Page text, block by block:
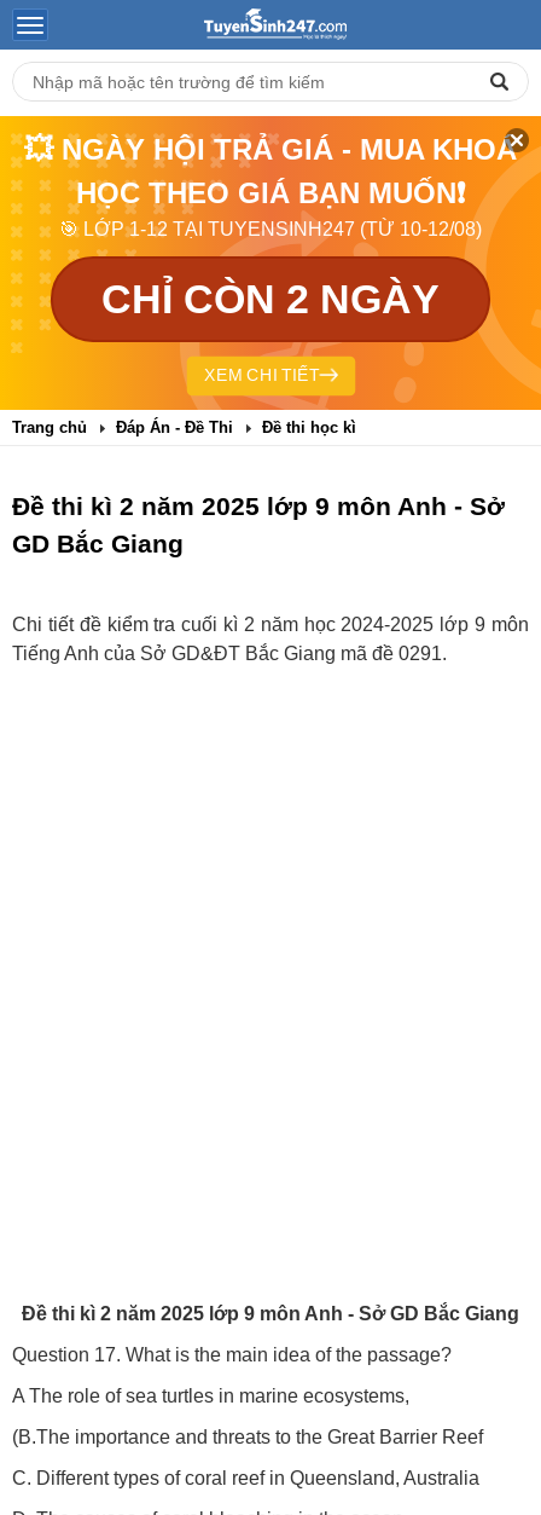
💥 NGÀY HỘI TRẢ GIÁ - MUA KHOÁ
HỌC THEO GIÁ BẠN MUỐN❗
🎯 LỚP 1-12 TẠI TUYENSINH247 (TỪ 10-12/08)
CHỈ CÒN 2 NGÀY
XEM CHI TIẾT
Trang chủ Đáp Án - Đề Thi Đề thi học kì
Đề thi kì 2 năm 2025 lớp 9 môn Anh - Sở
GD Bắc Giang
Chi tiết đề kiểm tra cuối kì 2 năm học 2024-2025 lớp 9 môn
Tiếng Anh của Sở GD&ĐT Bắc Giang mã đề 0291.
Đề thi kì 2 năm 2025 lớp 9 môn Anh - Sở GD Bắc Giang
Question 17. What is the main idea of the passage?
A The role of sea turtles in marine ecosystems,
(B.The importance and threats to the Great Barrier Reef
C. Different types of coral reef in Queensland, Australia